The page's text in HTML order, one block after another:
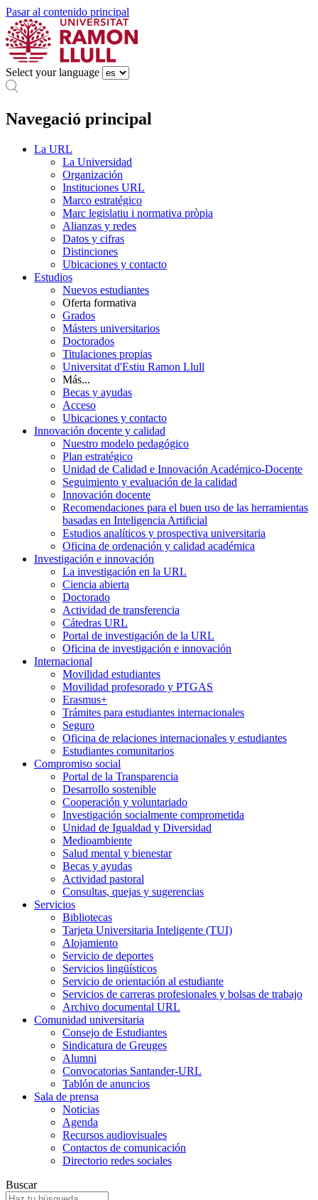
Pasar al contenido principal
Select your language
Navegació principal
La URL
La Universidad
Organización
Instituciones URL
Marco estratégico
Marc legislatiu i normativa pròpia
Alianzas y redes
Datos y cifras
Distinciones
Ubicaciones y contacto
Estudios
Nuevos estudiantes
Oferta formativa
Grados
Másters universitarios
Doctorados
Titulaciones propias
Universitat d'Estiu Ramon Llull
Más...
Becas y ayudas
Acceso
Ubicaciones y contacto
Innovación docente y calidad
Nuestro modelo pedagógico
Plan estratégico
Unidad de Calidad e Innovación Académico-Docente
Seguimiento y evaluación de la calidad
Innovación docente
Recomendaciones para el buen uso de las herramientas
basadas en Inteligencia Artificial
Estudios analíticos y prospectiva universitaria
Oficina de ordenación y calidad académica
Investigación e innovación
La investigación en la URL
Ciencia abierta
Doctorado
Actividad de transferencia
Cátedras URL
Portal de investigación de la URL
Oficina de investigación e innovación
Internacional
Movilidad estudiantes
Movilidad profesorado y PTGAS
Erasmus+
Trámites para estudiantes internacionales
Seguro
Oficina de relaciones internacionales y estudiantes
Estudiantes comunitarios
Compromiso social
Portal de la Transparencia
Desarrollo sostenible
Cooperación y voluntariado
Investigación socialmente comprometida
Unidad de Igualdad y Diversidad
Medioambiente
Salud mental y bienestar
Becas y ayudas
Actividad pastoral
Consultas, quejas y sugerencias
Servicios
Bibliotecas
Tarjeta Universitaria Inteligente (TUI)
Alojamiento
Servicio de deportes
Servicios lingüísticos
Servicio de orientación al estudiante
Servicios de carreras profesionales y bolsas de trabajo
Archivo documental URL
Comunidad universitaria
Consejo de Estudiantes
Sindicatura de Greuges
Alumni
Convocatorias Santander-URL
Tablón de anuncios
Sala de prensa
Noticias
Agenda
Recursos audiovisuales
Contactos de comunicación
Directorio redes sociales
Buscar